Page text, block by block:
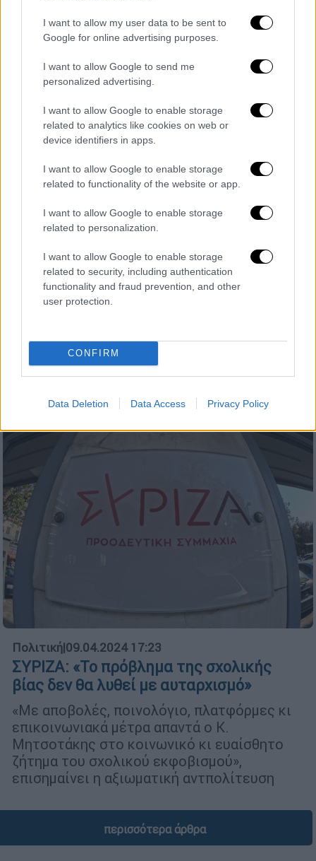
I want to allow my user data to be sent to
Google for online advertising purposes.
I want to allow Google to send me
personalized advertising.
I want to allow Google to enable storage
related to analytics like cookies on web or
device identifiers in apps.
I want to allow Google to enable storage
related to functionality of the website or app.
I want to allow Google to enable storage
related to personalization.
I want to allow Google to enable storage
related to security, including authentication
functionality and fraud prevention, and other
user protection.
CONFIRM
Data Deletion Data Access Privacy Policy
Η οικογένεια της Νικολέτας ζητά
περαιτέρω διερεύνηση της υπόθεσης
Παιδεία|15.04.2024 12:30
πλατφόρμα από το Σάββατο
Ποια είναι η διαδικασία για την υποβολή
Πολιτική|09.04.2024 17:23
ΣΥΡΙΖΑ: «Το πρόβλημα της σχολικής
βίας δεν θα λυθεί με αυταρχισμό»
«Με αποβολές, ποινολόγιο, πλατφόρμες κι
επικοινωνιακά μέτρα απαντά ο Κ.
Μητσοτάκης στο κοινωνικό κι ευαίσθητο
ζήτημα του σχολικού εκφοβισμού»,
επισημαίνει η αξιωματική αντπολίτευση
περισσότερα άρθρα